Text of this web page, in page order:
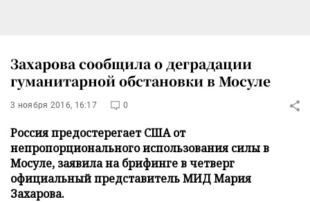
Захарова сообщила о деградации
гуманитарной обстановки в Мосуле
3 ноября 2016, 16:17 0
Россия предостерегает США от
непропорционального использования силы в
Мосуле, заявила на брифинге в четверг
официальный представитель МИД Мария
Захарова.